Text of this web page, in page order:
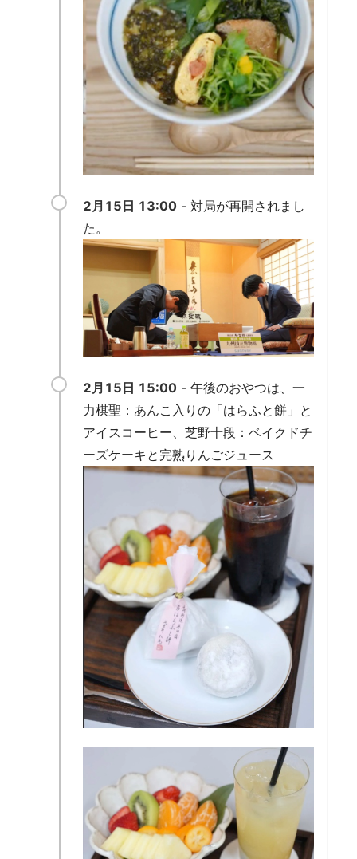
2月15日 13:00 - 対局が再開されまし
た。
2月15日 15:00 - 午後のおやつは、一
力棋聖：あんこ入りの「はらふと餅」と
アイスコーヒー、芝野十段：ベイクドチ
ーズケーキと完熟りんごジュース